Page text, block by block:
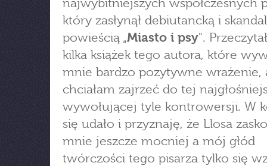
najwybitniejszych współczesnych
który zasłynął debiutancką i
powieścią „Miasto i psy".
kilka książek tego autora, które
mnie bardzo pozytywne wrażenie,
chciałam zajrzeć do tej
wywołującej tyle kontrowersji. W
się udało i przyznaję, że Llosa
mnie jeszcze mocniej a mój głód
twórczości tego pisarza tylko się